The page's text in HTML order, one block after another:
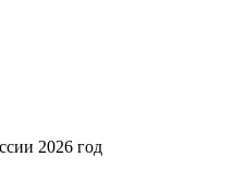
2026 год